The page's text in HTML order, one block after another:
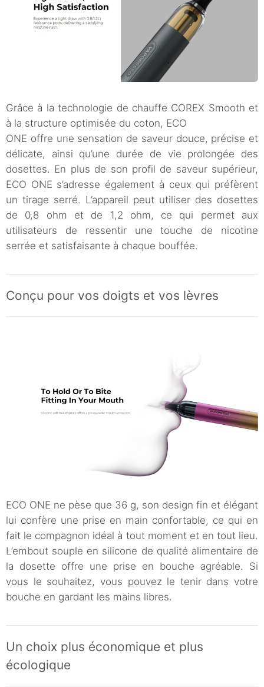
Grâce à la technologie de chauffe COREX Smooth et
à la structure optimisée du coton, ECO
ONE offre une sensation de saveur douce, précise et
délicate, ainsi qu’une durée de vie prolongée des
dosettes. En plus de son profil de saveur supérieur,
ECO ONE s’adresse également à ceux qui préfèrent
un tirage serré. L’appareil peut utiliser des dosettes
de 0,8 ohm et de 1,2 ohm, ce qui permet aux
utilisateurs de ressentir une touche de nicotine
serrée et satisfaisante à chaque bouffée.
Conçu pour vos doigts et vos lèvres
ECO ONE ne pèse que 36 g, son design fin et élégant
lui confère une prise en main confortable, ce qui en
fait le compagnon idéal à tout moment et en tout lieu.
L’embout souple en silicone de qualité alimentaire de
la dosette offre une prise en bouche agréable. Si
vous le souhaitez, vous pouvez le tenir dans votre
bouche en gardant les mains libres.
Un choix plus économique et plus
écologique